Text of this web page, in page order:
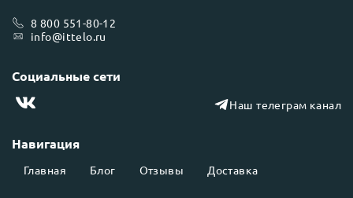
Навигация
Главная Блог Отзывы Доставка
8 800 551-80-12
info@ittelo.ru
Социальные сети
Наш телеграм канал